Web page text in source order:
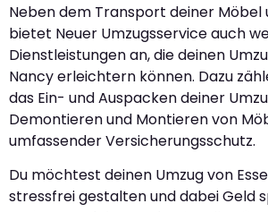
Neben dem Transport deiner Möbel
bietet Neuer Umzugsservice auch
Dienstleistungen an, die deinen
Nancy erleichtern können. Dazu
das Ein- und Auspacken deiner
Demontieren und Montieren von
umfassender Versicherungsschutz.
Du möchtest deinen Umzug von
stressfrei gestalten und dabei Geld